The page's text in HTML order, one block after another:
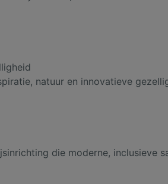
natuur en innovatieve
die moderne, inclusieve